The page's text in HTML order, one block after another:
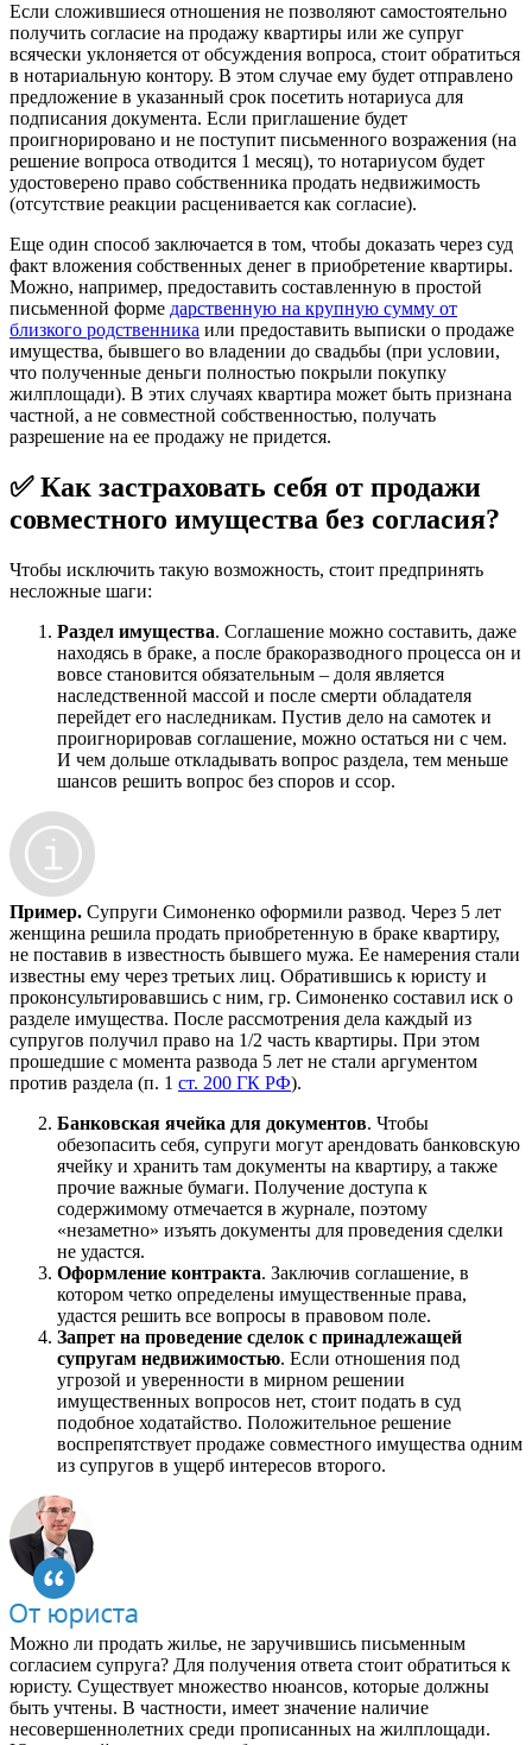
Если сложившиеся отношения не позволяют самостоятельно
получить согласие на продажу квартиры или же супруг
всячески уклоняется от обсуждения вопроса, стоит обратиться
в нотариальную контору. В этом случае ему будет отправлено
предложение в указанный срок посетить нотариуса для
подписания документа. Если приглашение будет
проигнорировано и не поступит письменного возражения (на
решение вопроса отводится 1 месяц), то нотариусом будет
удостоверено право собственника продать недвижимость
(отсутствие реакции расценивается как согласие).
Еще один способ заключается в том, чтобы доказать через суд
факт вложения собственных денег в приобретение квартиры.
Можно, например, предоставить составленную в простой
письменной форме дарственную на крупную сумму от
близкого родственника или предоставить выписки о продаже
имущества, бывшего во владении до свадьбы (при условии,
что полученные деньги полностью покрыли покупку
жилплощади). В этих случаях квартира может быть признана
частной, а не совместной собственностью, получать
разрешение на ее продажу не придется.
✅ Как застраховать себя от продажи
совместного имущества без согласия?
Чтобы исключить такую возможность, стоит предпринять
несложные шаги:
Раздел имущества. Соглашение можно составить, даже
находясь в браке, а после бракоразводного процесса он и
вовсе становится обязательным – доля является
наследственной массой и после смерти обладателя
перейдет его наследникам. Пустив дело на самотек и
проигнорировав соглашение, можно остаться ни с чем.
И чем дольше откладывать вопрос раздела, тем меньше
шансов решить вопрос без споров и ссор.
Пример. Супруги Симоненко оформили развод. Через 5 лет
женщина решила продать приобретенную в браке квартиру,
не поставив в известность бывшего мужа. Ее намерения стали
известны ему через третьих лиц. Обратившись к юристу и
проконсультировавшись с ним, гр. Симоненко составил иск о
разделе имущества. После рассмотрения дела каждый из
супругов получил право на 1/2 часть квартиры. При этом
прошедшие с момента развода 5 лет не стали аргументом
против раздела (п. 1 ст. 200 ГК РФ).
Банковская ячейка для документов. Чтобы
обезопасить себя, супруги могут арендовать банковскую
ячейку и хранить там документы на квартиру, а также
прочие важные бумаги. Получение доступа к
содержимому отмечается в журнале, поэтому
«незаметно» изъять документы для проведения сделки
не удастся.
Оформление контракта. Заключив соглашение, в
котором четко определены имущественные права,
удастся решить все вопросы в правовом поле.
Запрет на проведение сделок с принадлежащей
супругам недвижимостью. Если отношения под
угрозой и уверенности в мирном решении
имущественных вопросов нет, стоит подать в суд
подобное ходатайство. Положительное решение
воспрепятствует продаже совместного имущества одним
из супругов в ущерб интересов второго.
Можно ли продать жилье, не заручившись письменным
согласием супруга? Для получения ответа стоит обратиться к
юристу. Существует множество нюансов, которые должны
быть учтены. В частности, имеет значение наличие
несовершеннолетних среди прописанных на жилплощади.